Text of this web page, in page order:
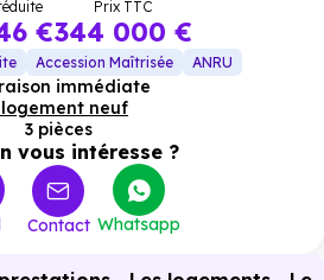
€
Prix TTC
344 000 €
Accession Maîtrisée ANRU
immédiate
logement neuf
3 pièces
vous intéresse ?
Contact Whatsapp